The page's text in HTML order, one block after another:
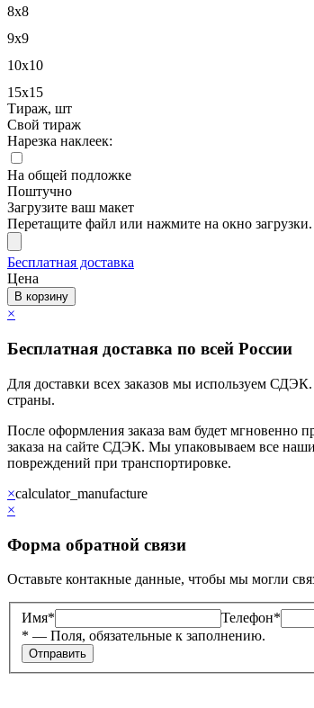
8x8
9x9
10x10
15x15
Тираж, шт
Свой тираж
Нарезка наклеек:
На общей подложке
Поштучно
Загрузите ваш макет
Перетащите файл или нажмите на окно
Бесплатная доставка
Цена
В корзину
×
Бесплатная доставка по всей России
Для доставки всех заказов мы используем
страны.
После оформления заказа вам будет мгновенно
заказа на сайте СДЭК. Мы упаковываем все
повреждений при транспортировке.
×calculator_manufacture
×
Форма обратной связи
Оставьте контакные данные, чтобы мы могли
Имя* Телефон*
* — Поля, обязательные к заполнению.
Отправить